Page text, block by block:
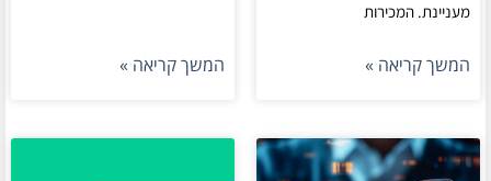
מעניינת. המכירות
המשך קריאה » המשך קריאה »